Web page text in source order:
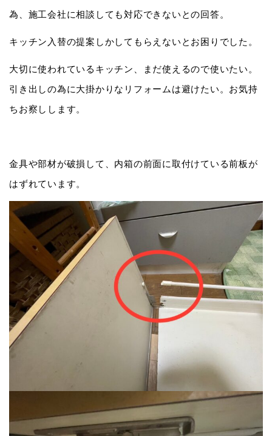
為、施工会社に相談しても対応できないとの回答。
キッチン入替の提案しかしてもらえないとお困りでした。
大切に使われているキッチン、まだ使えるので使いたい。
引き出しの為に大掛かりなリフォームは避けたい。お気持
ちお察しします。
金具や部材が破損して、内箱の前面に取付けている前板が
はずれています。